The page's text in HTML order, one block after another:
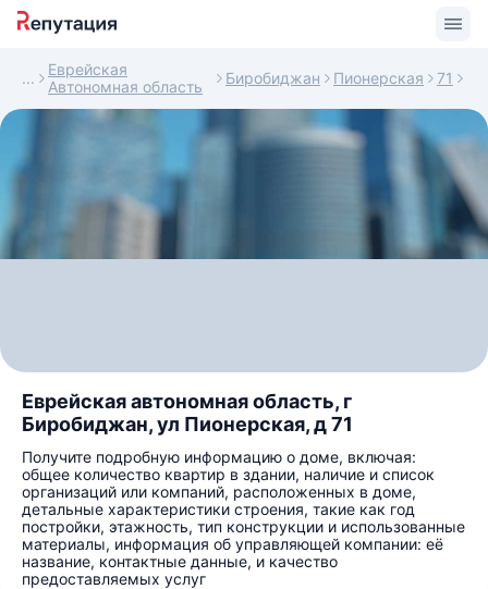
Еврейская
Автономная область
Биробиджан Пионерская 71
Еврейская автономная область, г
Биробиджан, ул Пионерская, д 71
Получите подробную информацию о доме, включая:
общее количество квартир в здании, наличие и список
организаций или компаний, расположенных в доме,
детальные характеристики строения, такие как год
постройки, этажность, тип конструкции и использованные
материалы, информация об управляющей компании: её
название, контактные данные, и качество
предоставляемых услуг